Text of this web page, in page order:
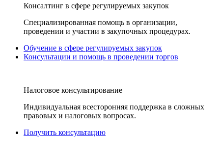
Консалтинг в сфере регулируемых закупок
Специализированная помощь в организации,
проведении и участии в закупочных процедурах.
Обучение в сфере регулируемых закупок
Консультации и помощь в проведении торгов
Налоговое консультирование
Индивидуальная всесторонняя поддержка в сложных
правовых и налоговых вопросах.
Получить консультацию